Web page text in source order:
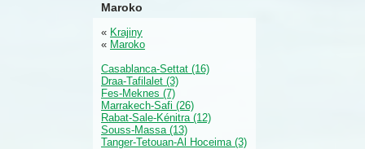
Maroko
« Krajiny
« Maroko
Casablanca-Settat (16)
Draa-Tafilalet (3)
Fes-Meknes (7)
Marrakech-Safi (26)
Rabat-Sale-Kénitra (12)
Souss-Massa (13)
Tanger-Tetouan-Al Hoceima (3)